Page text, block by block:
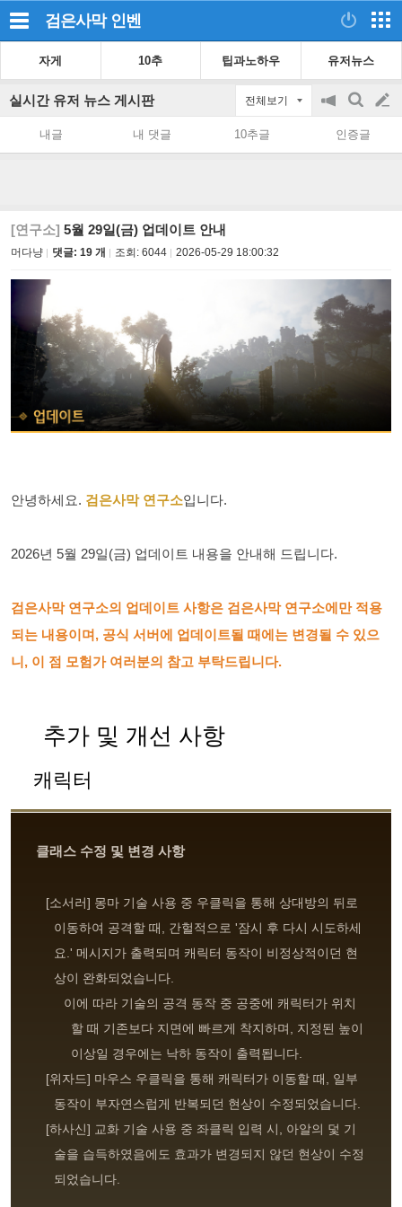
검은사막 인벤
자게 10추 팁과노하우 유저뉴스
실시간 유저 뉴스 게시판 전체보기
공
on/off
검
색
글
쓰
내글 내 댓글 10추글 인증글
[연구소] 5월 29일(금) 업데이트 안내
머다냥 댓글: 19 개 조회: 6044 2026-05-29 18:00:32
안녕하세요. 검은사막 연구소입니다.
2026년 5월 29일(금) 업데이트 내용을 안내해 드립니다.
검은사막 연구소의 업데이트 사항은 검은사막 연구소에만 적용
되는 내용이며, 공식 서버에 업데이트될 때에는 변경될 수 있으
니, 이 점 모험가 여러분의 참고 부탁드립니다.
추가 및 개선 사항
캐릭터
클래스 수정 및 변경 사항
[소서러] 몽마 기술 사용 중 우클릭을 통해 상대방의 뒤로
이동하여 공격할 때, 간헐적으로 '잠시 후 다시 시도하세
요.' 메시지가 출력되며 캐릭터 동작이 비정상적이던 현
상이 완화되었습니다.
이에 따라 기술의 공격 동작 중 공중에 캐릭터가 위치
할 때 기존보다 지면에 빠르게 착지하며, 지정된 높이
이상일 경우에는 낙하 동작이 출력됩니다.
[위자드] 마우스 우클릭을 통해 캐릭터가 이동할 때, 일부
동작이 부자연스럽게 반복되던 현상이 수정되었습니다.
[하사신] 교화 기술 사용 중 좌클릭 입력 시, 아알의 덫 기
술을 습득하였음에도 효과가 변경되지 않던 현상이 수정
되었습니다.